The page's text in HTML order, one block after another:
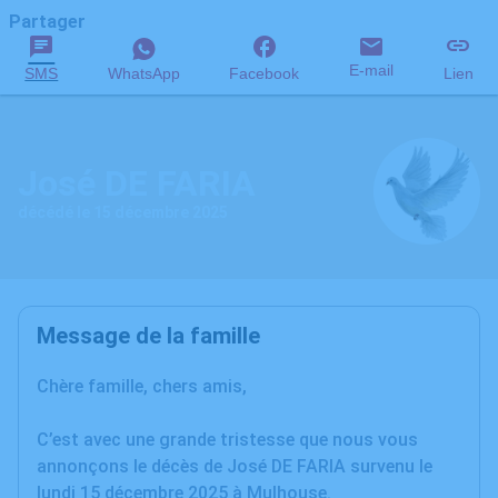
Partager
SMS WhatsApp Facebook E-mail Lien
Message de la famille
Chère famille, chers amis,
C’est avec une grande tristesse que nous vous
annonçons le décès de José DE FARIA survenu le
lundi 15 décembre 2025 à Mulhouse.